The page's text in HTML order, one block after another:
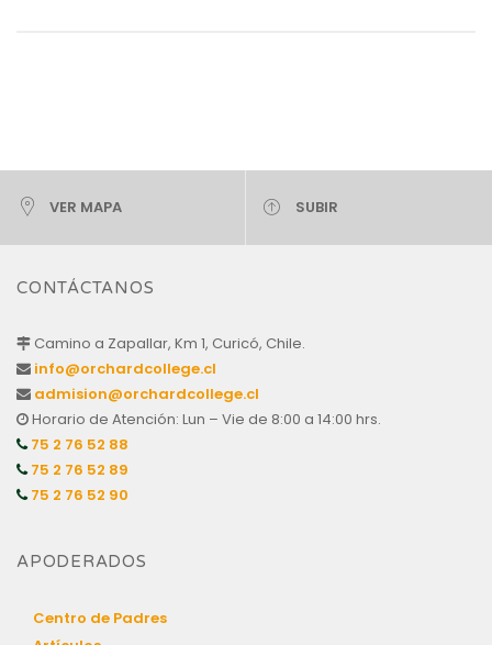
VER MAPA SUBIR
CONTÁCTANOS
Camino a Zapallar, Km 1, Curicó, Chile.
info@orchardcollege.cl
admision@orchardcollege.cl
Horario de Atención: Lun – Vie de 8:00 a 14:00 hrs.
75 2 76 52 88
75 2 76 52 89
75 2 76 52 90
APODERADOS
Centro de Padres